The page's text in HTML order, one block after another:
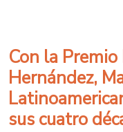
Con la
Hernández,
sus cuatro